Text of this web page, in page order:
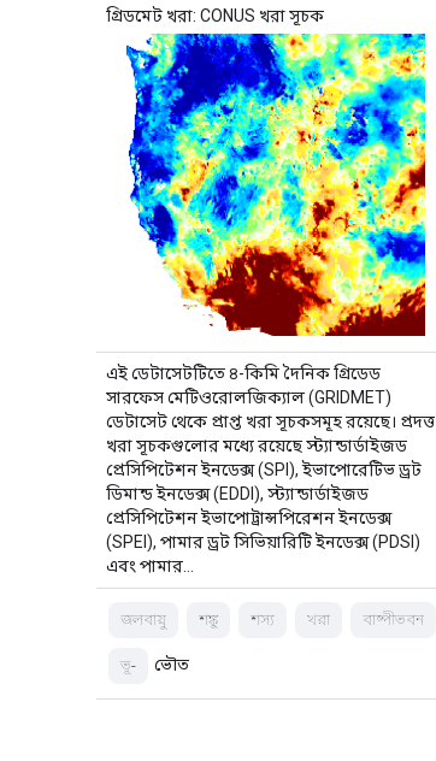
গ্রিডমেট খরা: CONUS খরা সূচক
এই ডেটাসেটটিতে ৪-কিমি দৈনিক গ্রিডেড
সারফেস মেটিওরোলজিক্যাল (GRIDMET)
ডেটাসেট থেকে প্রাপ্ত খরা সূচকসমূহ রয়েছে। প্রদত্ত
খরা সূচকগুলোর মধ্যে রয়েছে স্ট্যান্ডার্ডাইজড
প্রেসিপিটেশন ইনডেক্স (SPI), ইভাপোরেটিভ ড্রট
ডিমান্ড ইনডেক্স (EDDI), স্ট্যান্ডার্ডাইজড
প্রেসিপিটেশন ইভাপোট্রান্সপিরেশন ইনডেক্স
(SPEI), পামার ড্রট সিভিয়ারিটি ইনডেক্স (PDSI)
এবং পামার…
জলবায়ু শঙ্কু শস্য খরা বাষ্পীভবন
ভূ- ভৌত